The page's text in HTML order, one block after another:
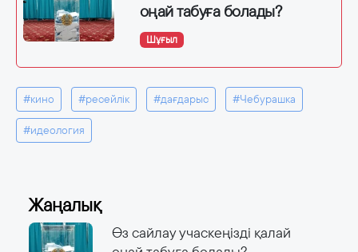
оңай табуға болады?
Шұғыл
#кино #ресейлік #дағдарыс #Чебурашка
#идеология
Жаңалық
Өз сайлау учаскеңізді қалай